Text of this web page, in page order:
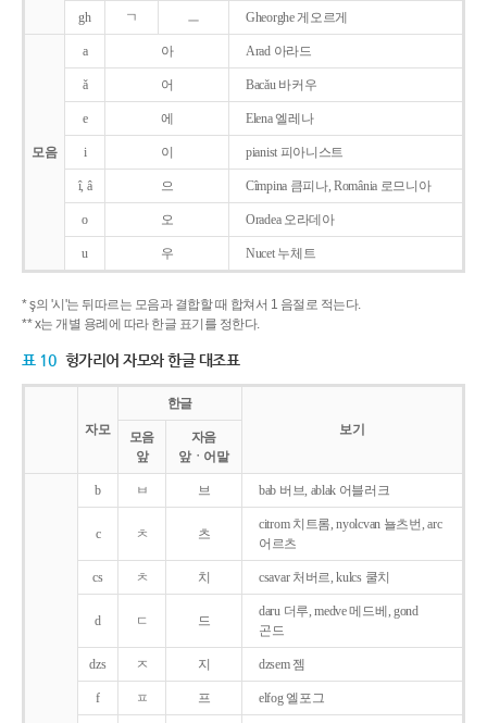
gh ㄱ ㅡ Gheorghe 게오르게
모음
a 아 Arad 아라드
ǎ 어 Bacǎu 바커우
e 에 Elena 엘레나
i 이 pianist 피아니스트
î, â 으 Cîmpina 큼피나, România 로므니아
o 오 Oradea 오라데아
u 우 Nucet 누체트
* ş의 '시'는 뒤따르는 모음과 결합할 때 합쳐서 1 음절로 적는다.
** x는 개별 용례에 따라 한글 표기를 정한다.
표 10 헝가리어 자모와 한글 대조표
자모
한글
보기
모음
앞
자음
앞ㆍ어말
b ㅂ 브 bab 버브, ablak 어블러크
c ㅊ 츠
citrom 치트롬, nyolcvan 뇰츠번, arc
어르츠
cs ㅊ 치 csavar 처버르, kulcs 쿨치
d ㄷ 드
daru 더루, medve 메드베, gond
곤드
dzs ㅈ 지 dzsem 젬
f ㅍ 프 elfog 엘포그